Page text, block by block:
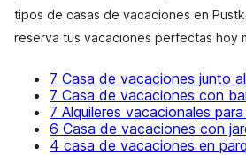
tipos de casas de vacaciones en
reserva tus vacaciones perfectas hoy
7 Casa de vacaciones junto
7 Casa de vacaciones con
7 Alquileres vacacionales
6 Casa de vacaciones con
4 casa de vacaciones en